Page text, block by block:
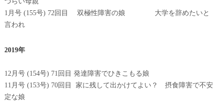
1月号 (155号) 72回目 双極性障害の娘 大学を辞めたいと
言われ
2019年
12月号 (154号) 71回目 発達障害でひきこもる娘
11月号 (153号) 70回目 家に残して出かけてよい？ 摂食障害で不安
定な娘